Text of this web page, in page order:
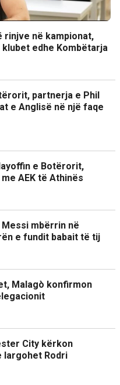
rinjve në kampionat,
edhe Kombëtarja
partnerja e Phil
e Anglisë në një faqe
e Botërorit,
AEK të Athinës
mbërrin në
e fundit babait të tij
Malagò konfirmon
City kërkon
largohet Rodri